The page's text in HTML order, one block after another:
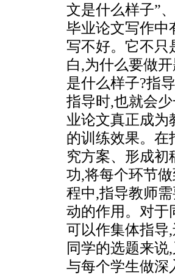
文是什么样子”
毕业论文写作中
写不好。它不只
白,为什么要做
是什么样子?指
指导时,也就会
业论文真正成为
的训练效果。在
究方案、形成初
功,将每个环节
程中,指导教师
动的作用。对于
可以作集体指导
同学的选题来
与每个学生做深